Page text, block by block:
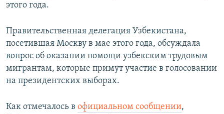
этого года.
Правительственная делегация Узбекистана,
посетившая Москву в мае этого года, обсуждала
вопрос об оказании помощи узбекским трудовым
мигрантам, которые примут участие в голосовании
на президентских выборах.
Как отмечалось в официальном сообщении,